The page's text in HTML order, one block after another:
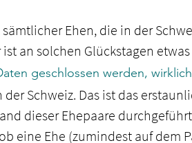
Ehen, die in der
an solchen Glückstagen
geschlossen werden,
Schweiz. Das ist das
dieser Ehepaare
eine Ehe (zumindest auf dem